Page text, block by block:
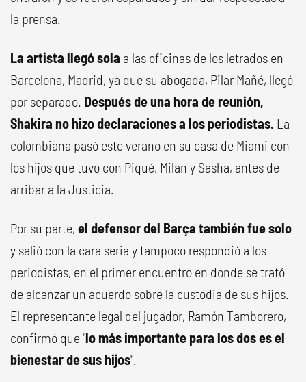
la prensa.
La artista llegó sola a las oficinas de los letrados en
Barcelona, Madrid, ya que su abogada, Pilar Mañé, llegó
por separado. Después de una hora de reunión,
Shakira no hizo declaraciones a los periodistas. La
colombiana pasó este verano en su casa de Miami con
los hijos que tuvo con Piqué, Milan y Sasha, antes de
arribar a la Justicia.
Por su parte, el defensor del Barça también fue solo
y salió con la cara seria y tampoco respondió a los
periodistas, en el primer encuentro en donde se trató
de alcanzar un acuerdo sobre la custodia de sus hijos.
El representante legal del jugador, Ramón Tamborero,
confirmó que "lo más importante para los dos es el
bienestar de sus hijos".